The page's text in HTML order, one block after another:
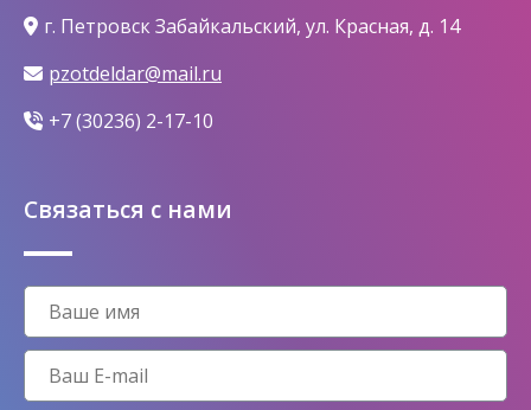
г. Петровск Забайкальский, ул. Красная, д. 14
pzotdeldar@mail.ru
+7 (30236) 2-17-10
Связаться с нами